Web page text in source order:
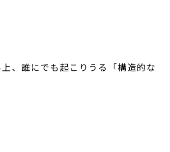
、誰にでも起こりうる「構造的な